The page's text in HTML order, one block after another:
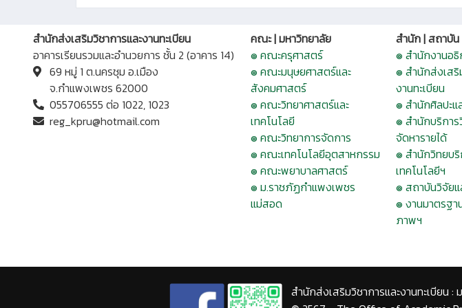
สำนักส่งเสริมวิชาการและงานทะเบียน
อาคารเรียนรวมและอำนวยการ ชั้น 2 (อาคาร 14)
69 หมู่ 1 ต.นครชุม อ.เมือง
จ.กำแพงเพชร 62000
055706555 ต่อ 1022, 1023
reg_kpru@hotmail.com
คณะ | มหาวิทยาลัย
๏ คณะครุศาสตร์
๏ คณะมนุษยศาสตร์และ
สังคมศาสตร์
๏ คณะวิทยาศาสตร์และ
เทคโนโลยี
๏ คณะวิทยาการจัดการ
๏ คณะเทคโนโลยีอุตสาหกรรม
๏ คณะพยาบาลศาสตร์
๏ ม.ราชภัฏกำแพงเพชร
แม่สอด
สำนัก | สถาบัน
๏ สำนักงานอ
๏ สำนักส่งเสริ
งานทะเบียน
๏ สำนักศิลปะ
๏ สำนักบริการ
จัดหารายได้
๏ สำนักวิทยบริ
เทคโนโลยีฯ
๏ สถาบันวิจัย
๏ งานมาตรฐ
ภาพฯ
สำนักส่งเสริมวิชาการและงานทะเบียน